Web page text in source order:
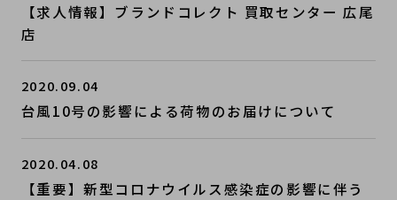
【求人情報】ブランドコレクト 買取センター 広尾
店
2020.09.04
台風10号の影響による荷物のお届けについて
2020.04.08
【重要】新型コロナウイルス感染症の影響に伴う